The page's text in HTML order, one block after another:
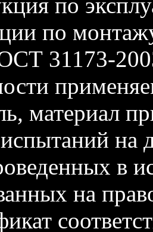
по
31173-
материал
на
в
на